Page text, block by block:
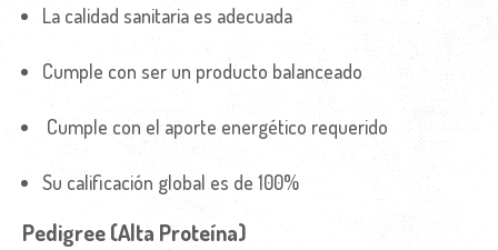
La calidad sanitaria es adecuada
Cumple con ser un producto balanceado
Cumple con el aporte energético requerido
Su calificación global es de 100%
Pedigree (Alta Proteína)